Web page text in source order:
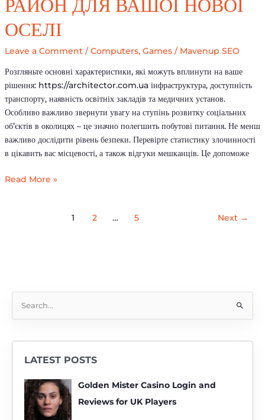
РАЙОН ДЛЯ ВАШОЇ НОВОЇ
ОСЕЛІ
Leave a Comment /Computers, Games/ Mavenup SEO
Розгляньте основні характеристики, які можуть вплинути на ваше
рішення: https://architector.com.ua інфраструктура, доступність
транспорту, наявність освітніх закладів та медичних установ.
Особливо важливо звернути увагу на ступінь розвитку соціальних
об’єктів в околицях – це значно полегшить побутові питання. Не менш
важливо дослідити рівень безпеки. Перевірте статистику злочинності
в цікавить вас місцевості, а також відгуки мешканців. Це допоможе
район
для
нової
оселі
Read More »
1 2 … 5 Next →
LATEST POSTS
Golden Mister Casino Login and
Reviews for UK Players